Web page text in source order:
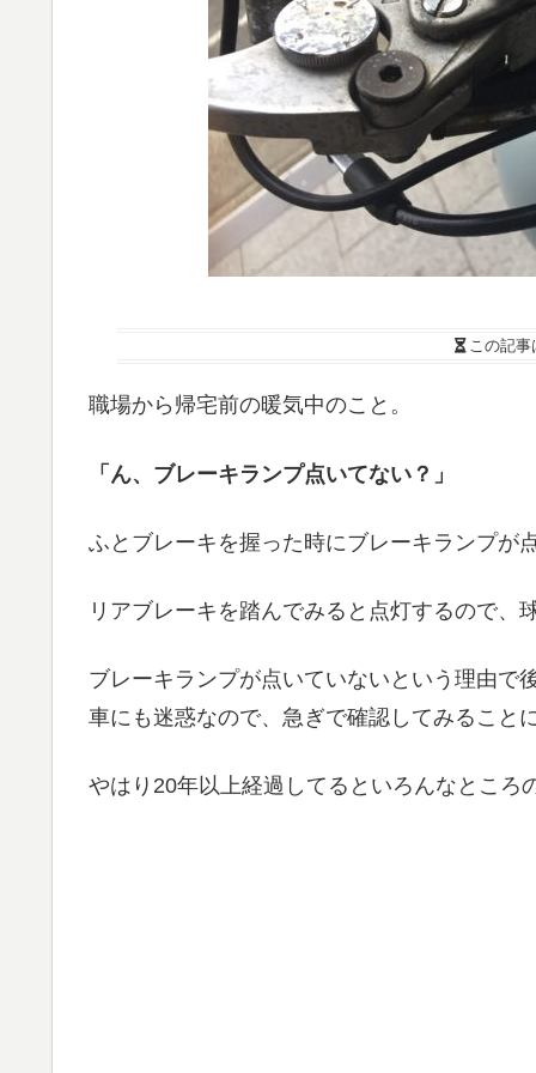
この記事
職場から帰宅前の暖気中のこと。
「ん、ブレーキランプ点いてない？」
ふとブレーキを握った時にブレーキランプが
リアブレーキを踏んでみると点灯するので、
ブレーキランプが点いていないという理由で
車にも迷惑なので、急ぎで確認してみること
やはり20年以上経過してるといろんなところ